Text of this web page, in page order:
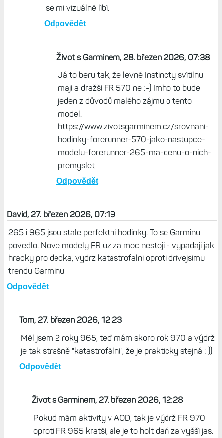
se mi vizuálně líbí.
Odpovědět
Život s Garminem, 28. březen 2026, 07:38
Já to beru tak, že levné Instincty svítilnu
mají a dražší FR 570 ne :-) Imho to bude
jeden z důvodů malého zájmu o tento
model.
https://www.zivotsgarminem.cz/srovnani-
hodinky-forerunner-570-jako-nastupce-
modelu-forerunner-265-ma-cenu-o-nich-
premyslet
Odpovědět
David, 27. březen 2026, 07:19
265 i 965 jsou stale perfektni hodinky. To se Garminu
povedlo. Nove modely FR uz za moc nestoji - vypadaji jak
hracky pro decka, vydrz katastrofalni oproti drivejsimu
trendu Garminu
Odpovědět
Tom, 27. březen 2026, 12:23
Měl jsem 2 roky 965, teď mám skoro rok 970 a výdrž
je tak strašně "katastrofální", že je prakticky stejná : ))
Odpovědět
Život s Garminem, 27. březen 2026, 12:28
Pokud mám aktivity v AOD, tak je výdrž FR 970
oproti FR 965 kratší, ale je to holt daň za vyšší jas.